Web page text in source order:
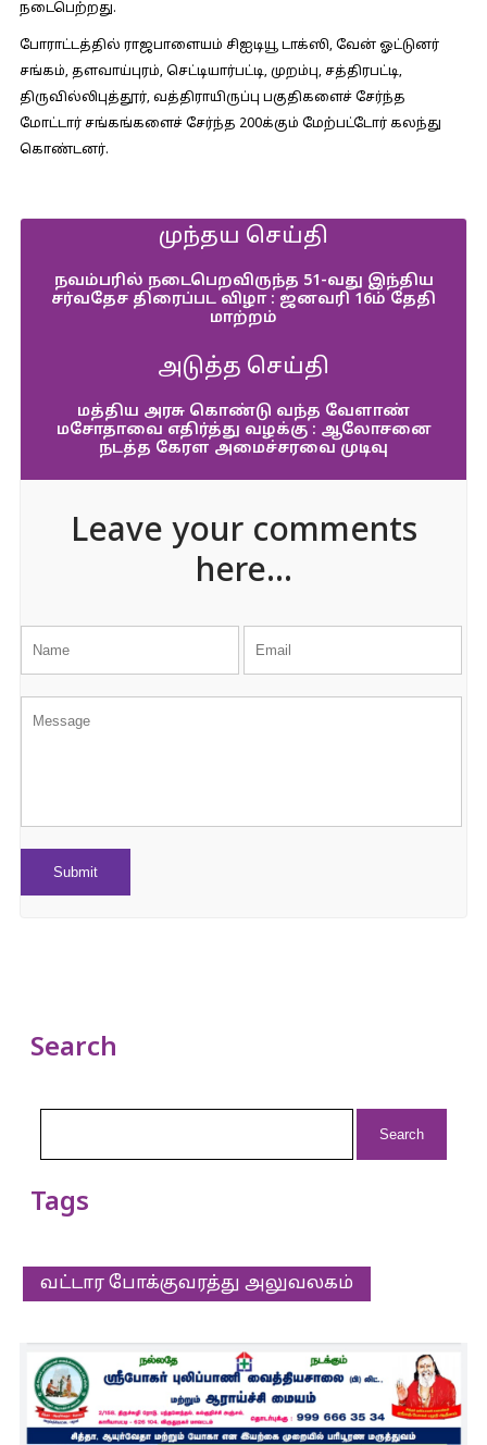
நடைபெற்றது.
போராட்டத்தில் ராஜபாளையம் சிஐடியூ டாக்ஸி, வேன் ஓட்டுனர்
சங்கம், தளவாய்புரம், செட்டியார்பட்டி, முறம்பு, சத்திரபட்டி,
திருவில்லிபுத்தூர், வத்திராயிருப்பு பகுதிகளைச் சேர்ந்த
மோட்டார் சங்கங்களைச் சேர்ந்த 200க்கும் மேற்பட்டோர் கலந்து
கொண்டனர்.
முந்தய செய்தி
நவம்பரில் நடைபெறவிருந்த 51-வது இந்திய
சர்வதேச திரைப்பட விழா : ஜனவரி 16ம் தேதி
மாற்றம்
அடுத்த செய்தி
மத்திய அரசு கொண்டு வந்த வேளாண்
மசோதாவை எதிர்த்து வழக்கு : ஆலோசனை
நடத்த கேரள அமைச்சரவை முடிவு
Leave your comments
here...
Search
Tags
வட்டார போக்குவரத்து அலுவலகம்